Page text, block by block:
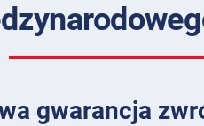
gwarancja